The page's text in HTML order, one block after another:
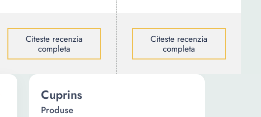
Citeste recenzia
completa
Citeste recenzia
completa
Cuprins
Produse